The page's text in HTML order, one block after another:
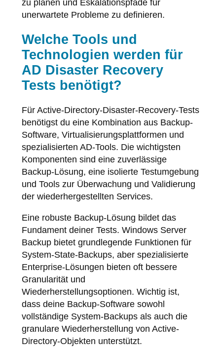
zu planen und Eskalationspfade für
unerwartete Probleme zu definieren.
Welche Tools und
Technologien werden für
AD Disaster Recovery
Tests benötigt?
Für Active-Directory-Disaster-Recovery-Tests
benötigst du eine Kombination aus Backup-
Software, Virtualisierungsplattformen und
spezialisierten AD-Tools. Die wichtigsten
Komponenten sind eine zuverlässige
Backup-Lösung, eine isolierte Testumgebung
und Tools zur Überwachung und Validierung
der wiederhergestellten Services.
Eine robuste Backup-Lösung bildet das
Fundament deiner Tests. Windows Server
Backup bietet grundlegende Funktionen für
System-State-Backups, aber spezialisierte
Enterprise-Lösungen bieten oft bessere
Granularität und
Wiederherstellungsoptionen. Wichtig ist,
dass deine Backup-Software sowohl
vollständige System-Backups als auch die
granulare Wiederherstellung von Active-
Directory-Objekten unterstützt.